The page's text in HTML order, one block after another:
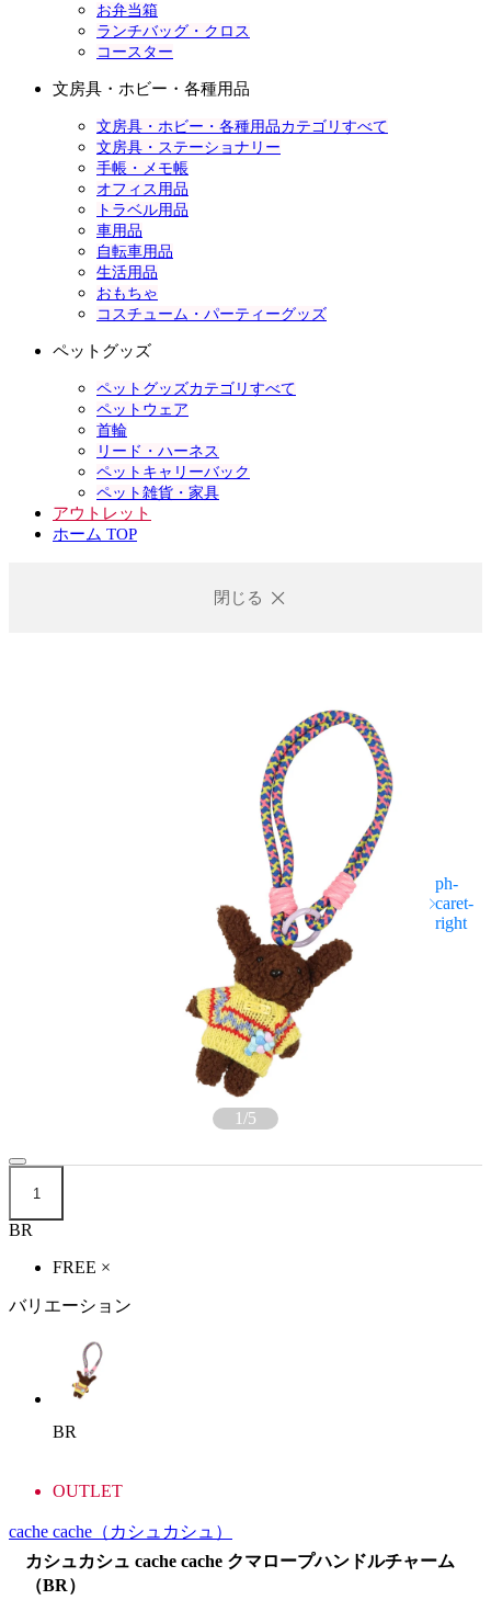
お弁当箱
ランチバッグ・クロス
コースター
文房具・ホビー・各種用品
文房具・ホビー・各種用品カテゴリすべて
文房具・ステーショナリー
手帳・メモ帳
オフィス用品
トラベル用品
車用品
自転車用品
生活用品
おもちゃ
コスチューム・パーティーグッズ
ペットグッズ
ペットグッズカテゴリすべて
ペットウェア
首輪
リード・ハーネス
ペットキャリーバック
ペット雑貨・家具
アウトレット
ホーム TOP
閉じる
1/5
1
BR
FREE ×
バリエーション
BR
OUTLET
cache cache （カシュカシュ）
カシュカシュ cache cache クマロープハンドルチャーム
（BR）